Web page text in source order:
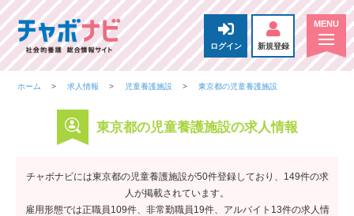
ログイン 新規登録
ホーム 求人情報 児童養護施設 東京都の児童養護施設
東京都の児童養護施設の求人情報
チャボナビには東京都の児童養護施設が50件登録しており、149件の求
人が掲載されています。
雇用形態では正職員109件、非常勤職員19件、アルバイト13件の求人情